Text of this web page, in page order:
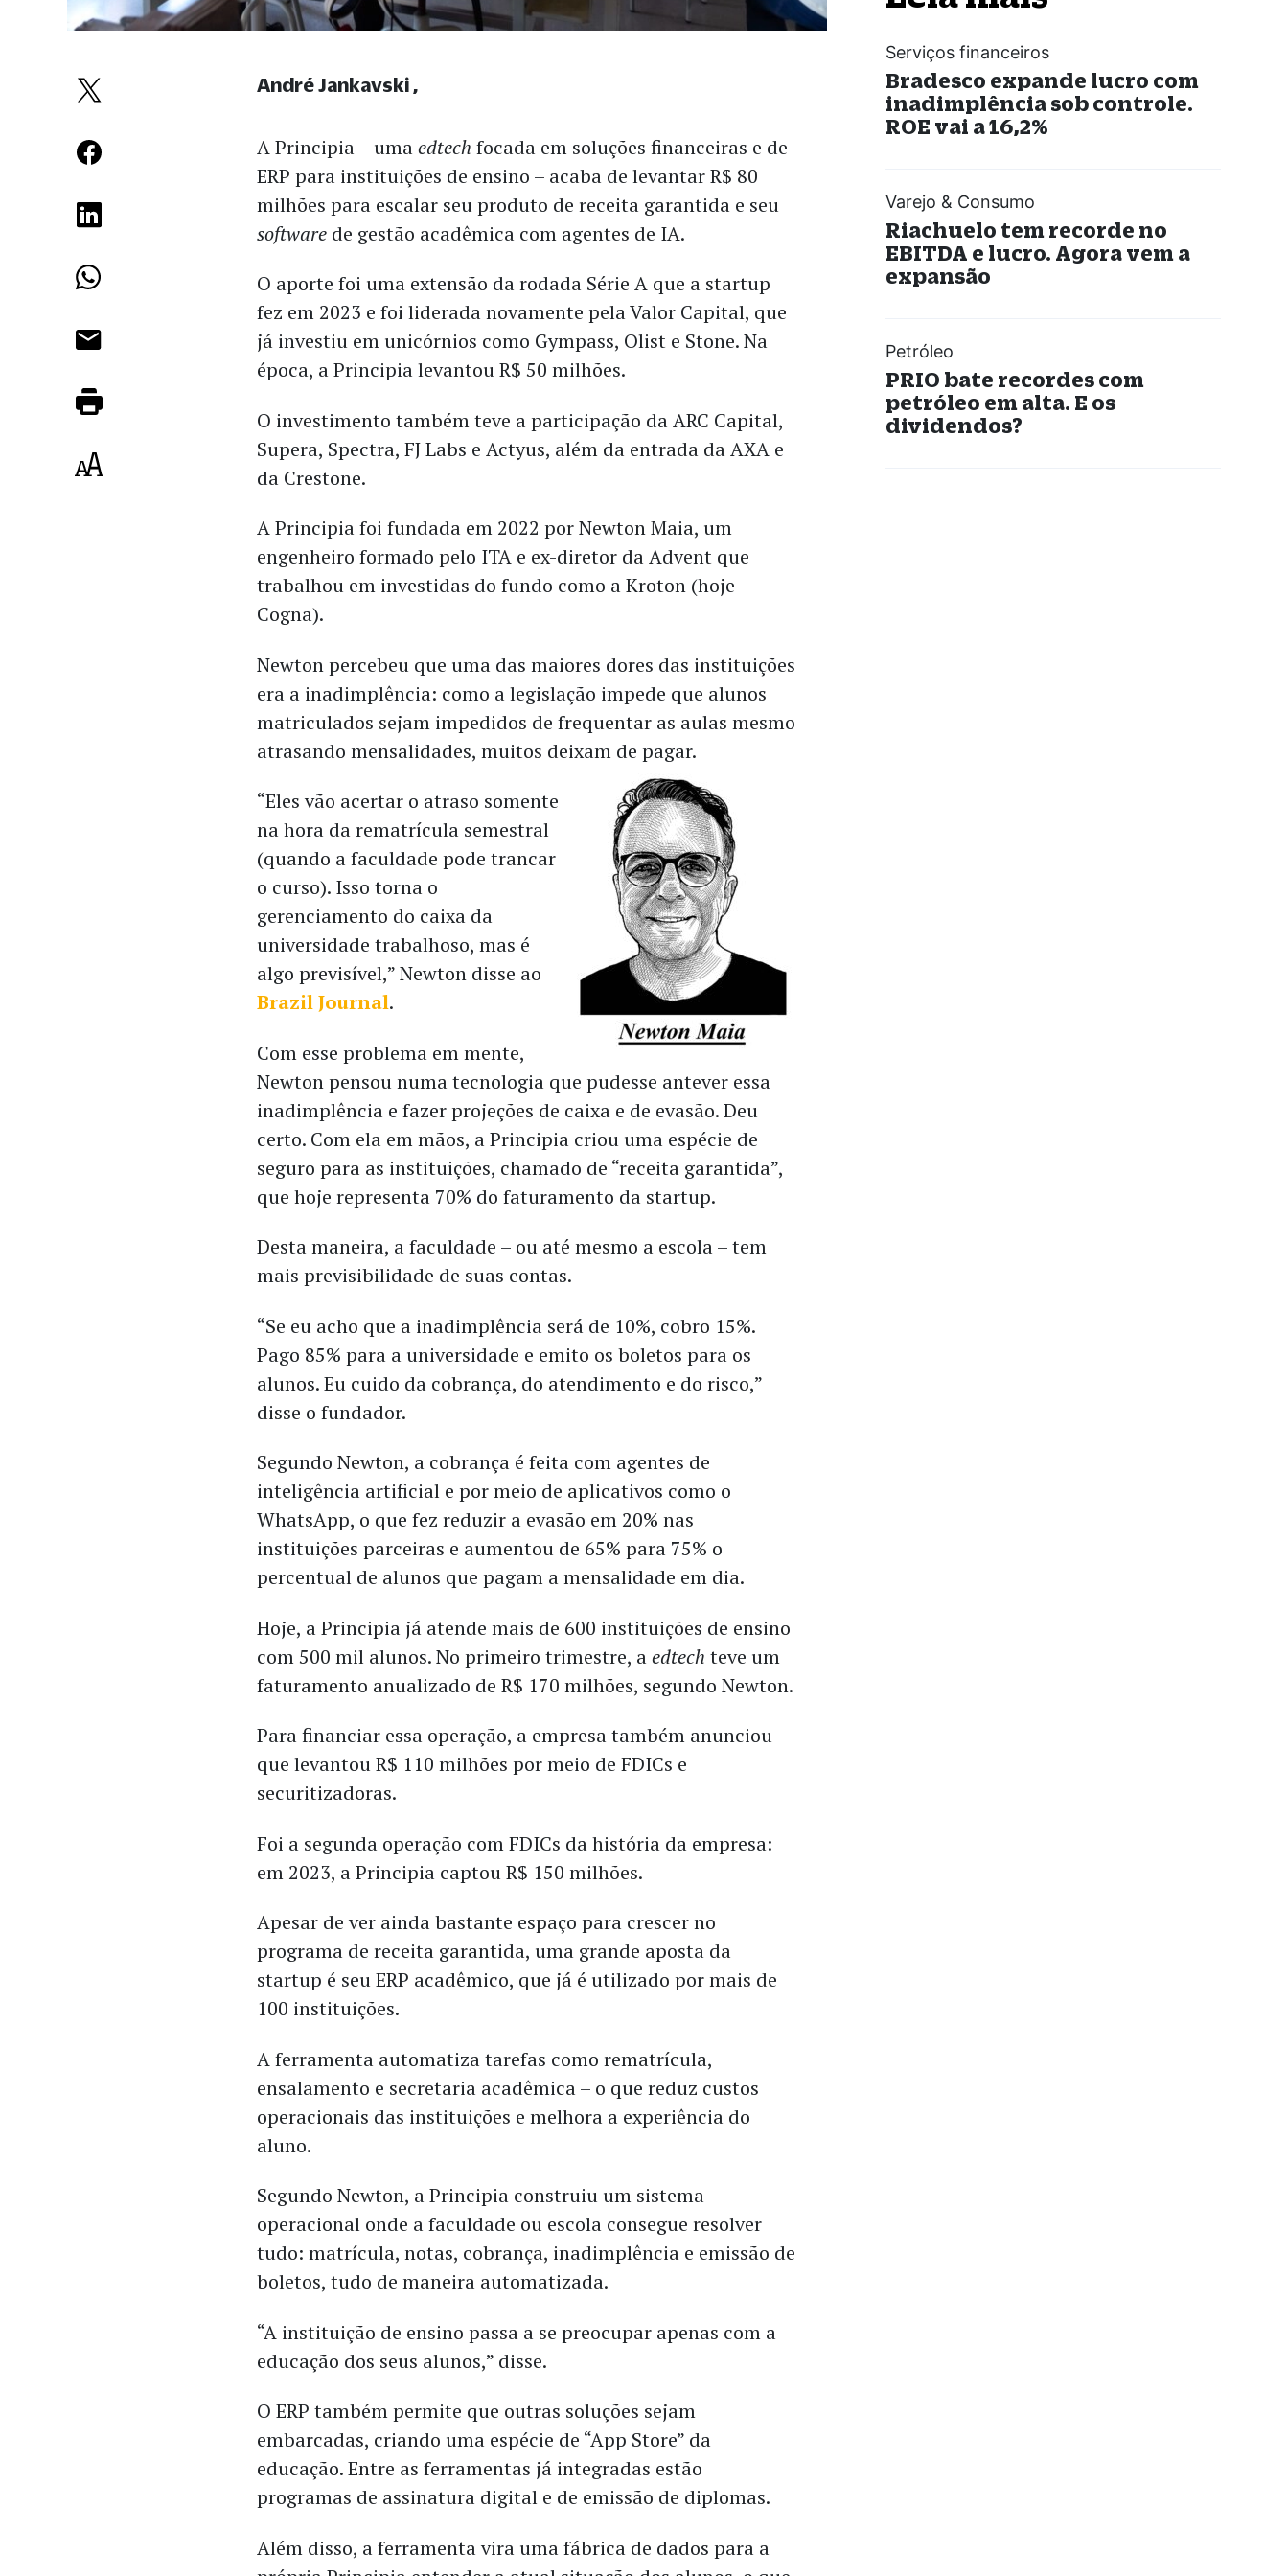
A Principia – umaedtech focada em soluções financeiras e de
ERP para instituições de ensino – acaba de levantar R$ 80
milhões para escalar seu produto de receita garantida e seu
software de gestão acadêmica com agentes de IA.
O aporte foi uma extensão da rodada Série A que a startup
fez em 2023 e foi liderada novamente pela Valor Capital, que
já investiu em unicórnios como Gympass, Olist e Stone. Na
época, a Principia levantou R$ 50 milhões.
O investimento também teve a participação da ARC Capital,
Supera, Spectra, FJ Labs e Actyus, além da entrada da AXA e
da Crestone.
A Principia foi fundada em 2022 por Newton Maia, um
engenheiro formado pelo ITA e ex-diretor da Advent que
trabalhou em investidas do fundo como a Kroton (hoje
Cogna).
Newton percebeu que uma das maiores dores das instituições
era a inadimplência: como a legislação impede que alunos
matriculados sejam impedidos de frequentar as aulas mesmo
atrasando mensalidades, muitos deixam de pagar.
“Eles vão acertar o atraso somente
na hora da rematrícula semestral
(quando a faculdade pode trancar
o curso). Isso torna o
gerenciamento do caixa da
universidade trabalhoso, mas é
algo previsível,” Newton disse ao
Brazil Journal.
Com esse problema em mente,
Newton pensou numa tecnologia que pudesse antever essa
inadimplência e fazer projeções de caixa e de evasão. Deu
certo. Com ela em mãos, a Principia criou uma espécie de
seguro para as instituições, chamado de “receita garantida”,
que hoje representa 70% do faturamento da startup.
Desta maneira, a faculdade – ou até mesmo a escola – tem
mais previsibilidade de suas contas.
“Se eu acho que a inadimplência será de 10%, cobro 15%.
Pago 85% para a universidade e emito os boletos para os
alunos. Eu cuido da cobrança, do atendimento e do risco,”
disse o fundador.
Segundo Newton, a cobrança é feita com agentes de
inteligência artificial e por meio de aplicativos como o
WhatsApp, o que fez reduzir a evasão em 20% nas
instituições parceiras e aumentou de 65% para 75% o
percentual de alunos que pagam a mensalidade em dia.
Hoje, a Principia já atende mais de 600 instituições de ensino
com 500 mil alunos. No primeiro trimestre, aedtech teve um
faturamento anualizado de R$ 170 milhões, segundo Newton.
Para financiar essa operação, a empresa também anunciou
que levantou R$ 110 milhões por meio de FDICs e
securitizadoras.
Foi a segunda operação com FDICs da história da empresa:
em 2023, a Principia captou R$ 150 milhões.
Apesar de ver ainda bastante espaço para crescer no
programa de receita garantida, uma grande aposta da
startup é seu ERP acadêmico, que já é utilizado por mais de
100 instituições.
A ferramenta automatiza tarefas como rematrícula,
ensalamento e secretaria acadêmica – o que reduz custos
operacionais das instituições e melhora a experiência do
aluno.
Segundo Newton, a Principia construiu um sistema
operacional onde a faculdade ou escola consegue resolver
tudo: matrícula, notas, cobrança, inadimplência e emissão de
boletos, tudo de maneira automatizada.
“A instituição de ensino passa a se preocupar apenas com a
educação dos seus alunos,” disse.
O ERP também permite que outras soluções sejam
embarcadas, criando uma espécie de “App Store” da
educação. Entre as ferramentas já integradas estão
programas de assinatura digital e de emissão de diplomas.
Além disso, a ferramenta vira uma fábrica de dados para a
André Jankavski
Serviços financeiros
Bradesco expande lucro com
inadimplência sob controle.
ROE vai a 16,2%
Varejo & Consumo
Riachuelo tem recorde no
EBITDA e lucro. Agora vem a
expansão
Petróleo
PRIO bate recordes com
petróleo em alta. E os
dividendos?